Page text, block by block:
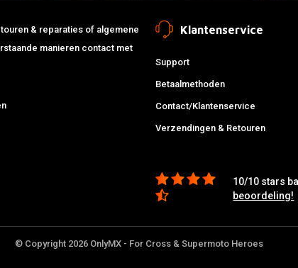
& reparaties of algemene
manieren contact met
Klantenservice
Support
Betaalmethoden
Contact/Klantenservice
Verzendingen & Retouren
10/10 stars
beoordeling!
© Copyright 2026 OnlyMX - For Cross & Supermoto Heroes